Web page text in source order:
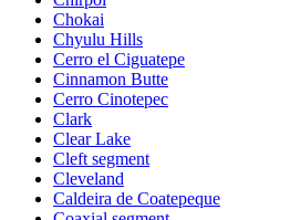
Chokai
Chyulu Hills
Cerro el Ciguatepe
Cinnamon Butte
Cerro Cinotepec
Clark
Clear Lake
Cleft segment
Cleveland
Caldeira de Coatepeque